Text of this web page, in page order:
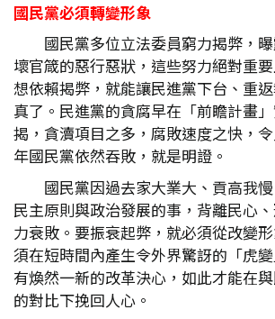
國民黨必須轉變形象
國民黨多位立法委員窮力揭弊，
壞官箴的惡行惡狀，這些努力絕對重
想依賴揭弊，就能讓民進黨下台、重
真了。民進黨的貪腐早在「前瞻計畫
揭，貪瀆項目之多，腐敗速度之快，
年國民黨依然吞敗，就是明證。
國民黨因過去家大業大、貢高我
民主原則與政治發展的事，背離民心
力衰敗。要振衰起弊，就必須從改變
須在短時間內產生令外界驚訝的「虎
有煥然一新的改革決心，如此才能在
的對比下挽回人心。